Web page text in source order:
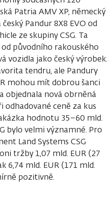
Patria AMV XP, německý
Pandur 8X8 EVO od
ze skupiny CSG. Ta
původního rakouského
vozidla jako český výrobek.
tendru, ale Pandury
mohou mít dobrou šanci
objednala nová obrněná
odhadované ceně za kus
hodnotu 35–60 mld.
bylo velmi významné. Pro
Land Systems CSG
tržby 1,07 mld. EUR (27
6,74 mld. EUR (171 mld.
pozitivně.